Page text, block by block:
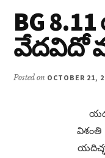
BG
వేదవిదో
Posted on OCTOBER 21,